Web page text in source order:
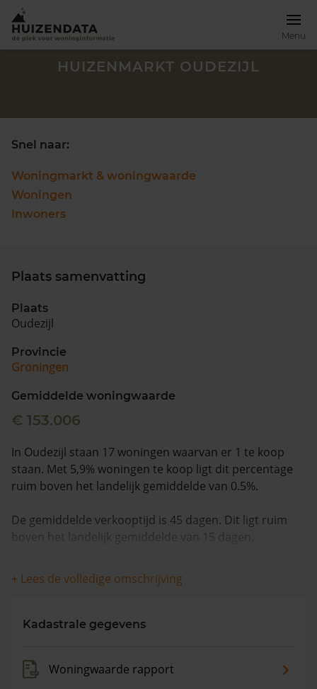
Menu
Zoek een woning
088 220 4200
Maandag t/m vrijdag - 08:00 -18:00
HUIZENMARKT OUDEZIJL
Snel naar:
Woningmarkt & woningwaarde
Woningen
Inwoners
Plaats samenvatting
Plaats
Oudezijl
Provincie
Groningen
Gemiddelde woningwaarde
€ 153.006
In Oudezijl staan 17 woningen waarvan er 1 te koop
staan. Met 5,9% woningen te koop ligt dit percentage
ruim boven het landelijk gemiddelde van 0.5%.
De gemiddelde verkooptijd is 45 dagen. Dit ligt ruim
boven het landelijk gemiddelde van 15 dagen.
De gemiddelde huizenprijs is €465.000. De gemiddelde
vraagprijs is €465.000. In de afgelopen 12 maanden is
+ Lees de volledige omschrijving
Kadastrale gegevens
Woningwaarde rapport